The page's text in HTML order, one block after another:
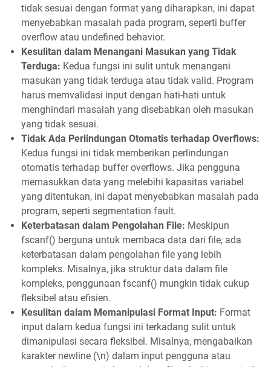
tidak sesuai dengan format yang diharapkan, ini dapat
menyebabkan masalah pada program, seperti buffer
overflow atau undefined behavior.
Kesulitan dalam Menangani Masukan yang Tidak
Terduga: Kedua fungsi ini sulit untuk menangani
masukan yang tidak terduga atau tidak valid. Program
harus memvalidasi input dengan hati-hati untuk
menghindari masalah yang disebabkan oleh masukan
yang tidak sesuai.
Tidak Ada Perlindungan Otomatis terhadap Overflows:
Kedua fungsi ini tidak memberikan perlindungan
otomatis terhadap buffer overflows. Jika pengguna
memasukkan data yang melebihi kapasitas variabel
yang ditentukan, ini dapat menyebabkan masalah pada
program, seperti segmentation fault.
Keterbatasan dalam Pengolahan File: Meskipun
fscanf() berguna untuk membaca data dari file, ada
keterbatasan dalam pengolahan file yang lebih
kompleks. Misalnya, jika struktur data dalam file
kompleks, penggunaan fscanf() mungkin tidak cukup
fleksibel atau efisien.
Kesulitan dalam Memanipulasi Format Input: Format
input dalam kedua fungsi ini terkadang sulit untuk
dimanipulasi secara fleksibel. Misalnya, mengabaikan
karakter newline (\n) dalam input pengguna atau